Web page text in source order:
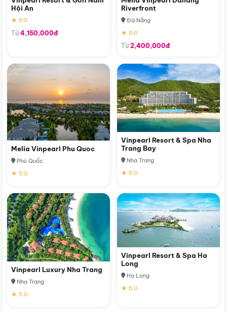
Hội An
★ 5.0
Từ4,150,000đ
Riverfront
Đà Nẵng
★ 5.0
Từ2,400,000đ
Melia Vinpearl Phu Quoc
Phú Quốc
★ 5.0
Vinpearl Resort & Spa Nha
Trang Bay
Nha Trang
★ 5.0
Vinpearl Luxury Nha Trang
Nha Trang
★ 5.0
Vinpearl Resort & Spa Ha
Long
Hạ Long
★ 5.0